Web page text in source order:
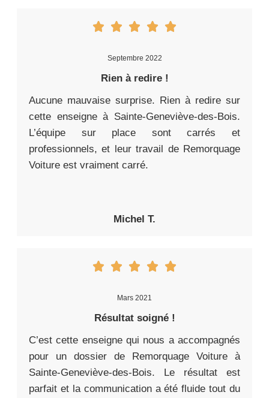
Septembre 2022
Rien à redire !
Aucune mauvaise surprise. Rien à redire sur
cette enseigne à Sainte-Geneviève-des-Bois.
L’équipe sur place sont carrés et
professionnels, et leur travail de Remorquage
Voiture est vraiment carré.
Michel T.
Mars 2021
Résultat soigné !
C’est cette enseigne qui nous a accompagnés
pour un dossier de Remorquage Voiture à
Sainte-Geneviève-des-Bois. Le résultat est
parfait et la communication a été fluide tout du